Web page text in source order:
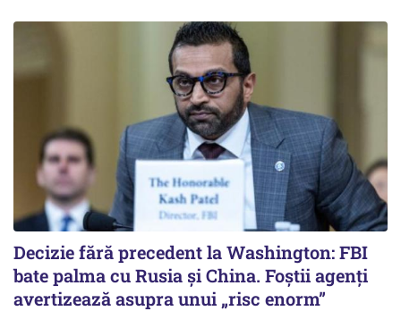
Decizie fără precedent la Washington: FBI
bate palma cu Rusia și China. Foștii agenți
avertizează asupra unui „risc enorm”